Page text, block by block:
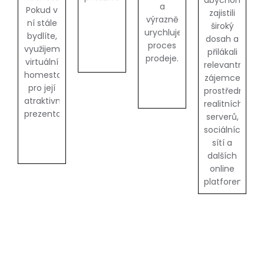
Pokud v
ní stále
bydlíte,
využijeme
virtuální
homestaging
pro její
atraktivní
prezentaci.
a
výrazně
urychlujeme
proces
prodeje.
zajistili
široký
dosah a
přilákali
relevantní
zájemce
realitních
serverů,
sociálních
sítí a
dalších
online
platforem.